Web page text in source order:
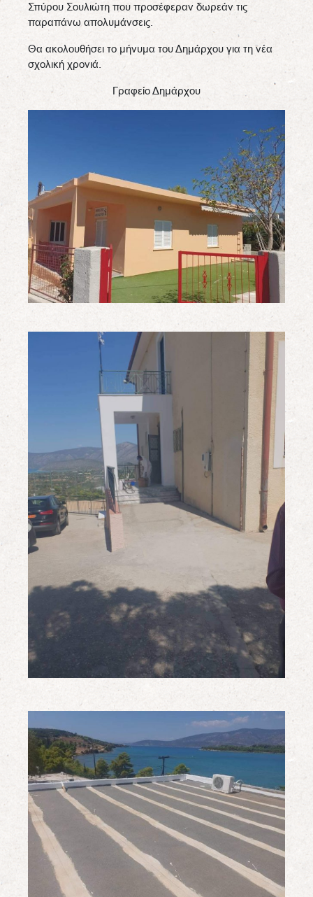
Σπύρου Σουλιώτη που προσέφεραν δωρεάν τις
παραπάνω απολυμάνσεις.
Θα ακολουθήσει το μήνυμα του Δημάρχου για τη νέα
σχολική χρονιά.
Γραφείο Δημάρχου